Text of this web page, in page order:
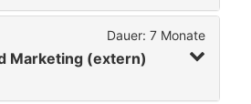
Dauer: 7 Monate
Marketing (extern)